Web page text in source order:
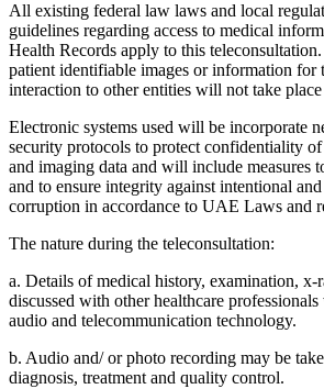
All existing federal law laws and local
guidelines regarding access to medical
Health Records apply to this
patient identifiable images or information for
interaction to other entities will not take
Electronic systems used will be incorporate
security protocols to protect confidentiality
and imaging data and will include measures
and to ensure integrity against intentional
corruption in accordance to UAE Laws and
The nature during the teleconsultation:
a. Details of medical history, examination, x-
discussed with other healthcare
audio and telecommunication technology.
b. Audio and/ or photo recording may be
diagnosis, treatment and quality control.